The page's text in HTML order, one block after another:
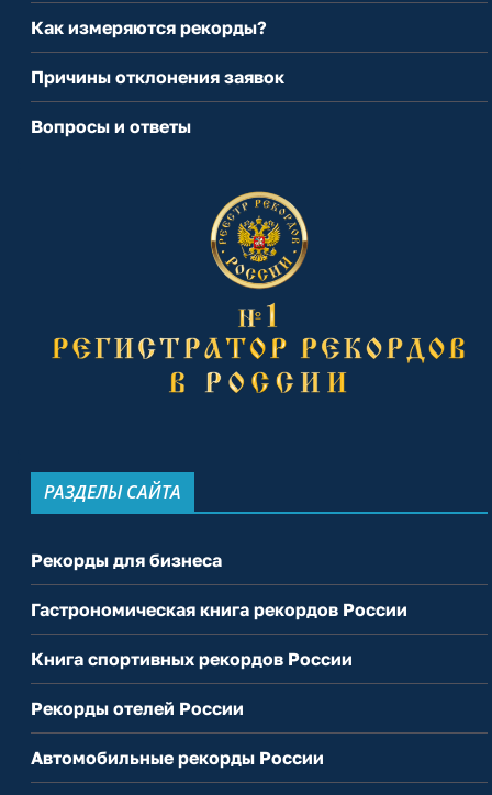
Как измеряются рекорды?
Причины отклонения заявок
Вопросы и ответы
РАЗДЕЛЫ САЙТА
Рекорды для бизнеса
Гастрономическая книга рекордов России
Книга спортивных рекордов России
Рекорды отелей России
Автомобильные рекорды России